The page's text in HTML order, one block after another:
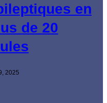
en
de 20
2025